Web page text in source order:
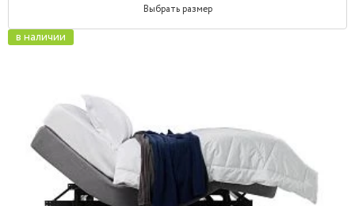
Выбрать размер
в наличии